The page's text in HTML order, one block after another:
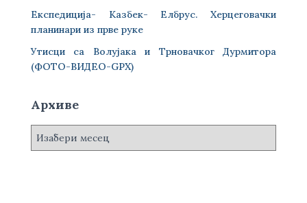
Експедиција- Казбек- Елбрус. Херцеговачки
планинари из прве руке
Утисци са Волујака и Трновачког Дурмитора
(ФОТО-ВИДЕО-GPX)
Архиве
А